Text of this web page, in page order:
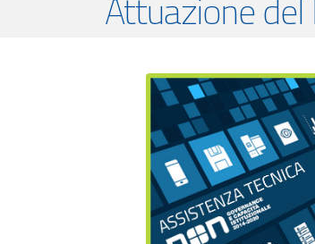
Attuazione